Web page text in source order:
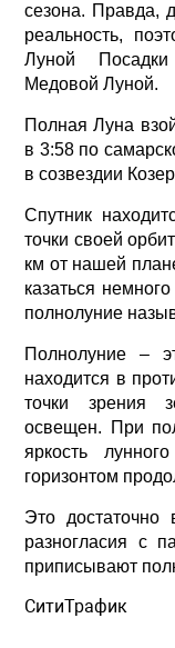
сезона. Правда,
реальность,
Луной
Медовой Луной.
Полная Луна
в 3:58 по
в созвездии
Спутник
точки своей
км от нашей
казаться
полнолуние
Полнолуние –
находится в
точки зрения
освещен. При
яркость
горизонтом
Это достаточно
разногласия с
приписывают
СитиТрафик